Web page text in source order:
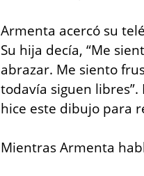
Armenta acercó su
Su hija decía, “Me
abrazar. Me siento
todavía siguen
hice este dibujo para
Mientras Armenta